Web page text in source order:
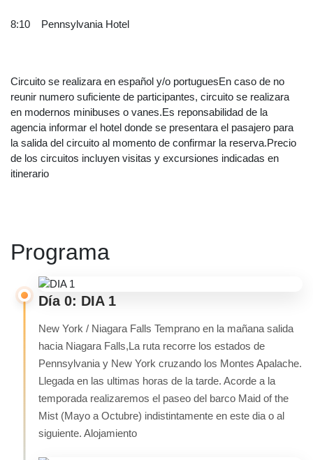
8:10 Pennsylvania Hotel
Circuito se realizara en español y/o portuguesEn caso de no
reunir numero suficiente de participantes, circuito se realizara
en modernos minibuses o vanes.Es reponsabilidad de la
agencia informar el hotel donde se presentara el pasajero para
la salida del circuito al momento de confirmar la reserva.Precio
de los circuitos incluyen visitas y excursiones indicadas en
itinerario
Programa
Día 0: DIA 1
New York / Niagara Falls Temprano en la mañana salida
hacia Niagara Falls,La ruta recorre los estados de
Pennsylvania y New York cruzando los Montes Apalache.
Llegada en las ultimas horas de la tarde. Acorde a la
temporada realizaremos el paseo del barco Maid of the
Mist (Mayo a Octubre) indistintamente en este dia o al
siguiente. Alojamiento